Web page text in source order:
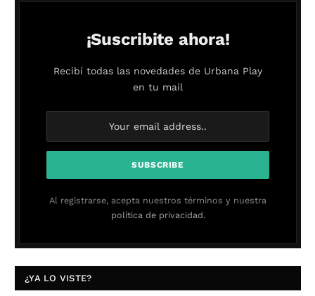
¡Suscribite ahora!
Recibí todas las novedades de Urbana Play
en tu mail
Al registrarse, acepta nuestros términos y nuestra
política de privacidad.
¿YA LO VISTE?